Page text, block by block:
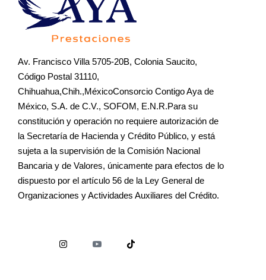
Av. Francisco Villa 5705-20B, Colonia Saucito,
Código Postal 31110,
Chihuahua,Chih.,MéxicoConsorcio Contigo Aya de
México, S.A. de C.V., SOFOM, E.N.R.Para su
constitución y operación no requiere autorización de
la Secretaría de Hacienda y Crédito Público, y está
sujeta a la supervisión de la Comisión Nacional
Bancaria y de Valores, únicamente para efectos de lo
dispuesto por el artículo 56 de la Ley General de
Organizaciones y Actividades Auxiliares del Crédito.